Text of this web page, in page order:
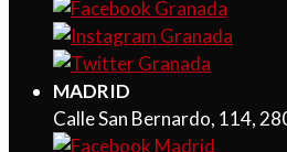
MADRID
Calle San Bernardo, 114,